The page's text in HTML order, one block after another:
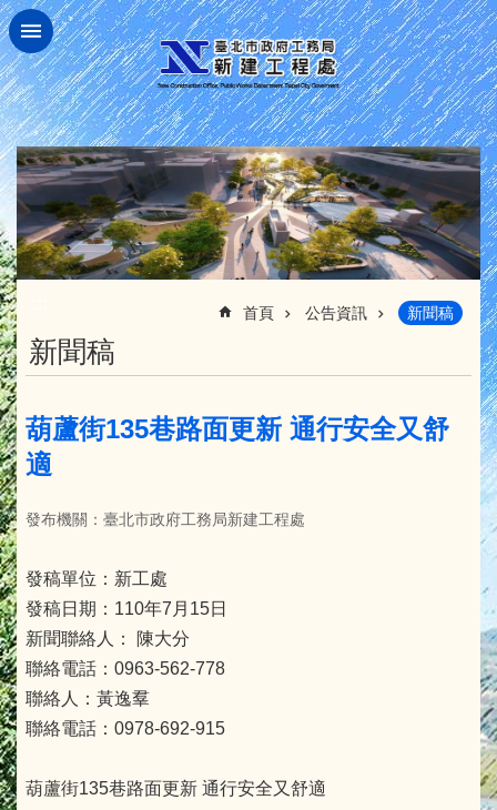
跳到主要內容區塊
首頁 公告資訊 新聞稿
新聞稿
葫蘆街135巷路面更新 通行安全又舒
適
發布機關：臺北市政府工務局新建工程處
發稿單位：新工處
發稿日期：110年7月15日
新聞聯絡人： 陳大分
聯絡電話：0963-562-778
聯絡人：黃逸羣
聯絡電話：0978-692-915
葫蘆街135巷路面更新 通行安全又舒適